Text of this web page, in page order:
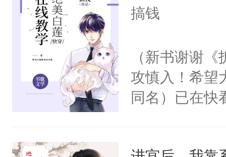
用力——为你
搞钱
（新书谢谢
攻慎入！希望
同名）已在快